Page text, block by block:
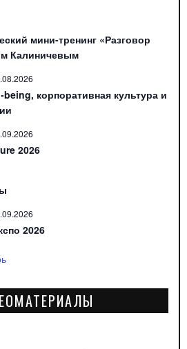
мини-тренинг «Разговор
Калиничевым
being, корпоративная культура и
2026
2026